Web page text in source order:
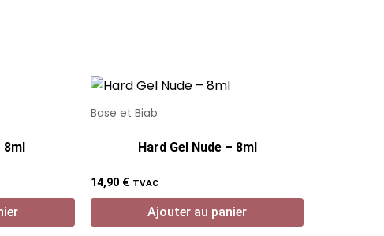
8ml
Base et Biab
Hard Gel Nude – 8ml
14,90 € TVAC
Ajouter au panier